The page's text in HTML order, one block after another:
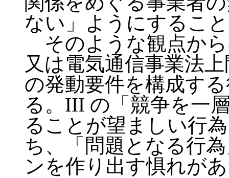
ない」ようにするこ
そのような観点か
又は電気通信事業法
の発動要件を構成す
る。III の「競争を一
ることが望ましい行
ち、「問題となる行
ンを作り出す惧れが